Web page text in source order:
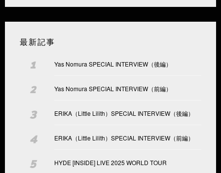
最新記事
Yas Nomura SPECIAL INTERVIEW（後編）
Yas Nomura SPECIAL INTERVIEW（前編）
ERIKA（Little Lilith）SPECIAL INTERVIEW（後編）
ERIKA（Little Lilith）SPECIAL INTERVIEW（前編）
HYDE [INSIDE] LIVE 2025 WORLD TOUR